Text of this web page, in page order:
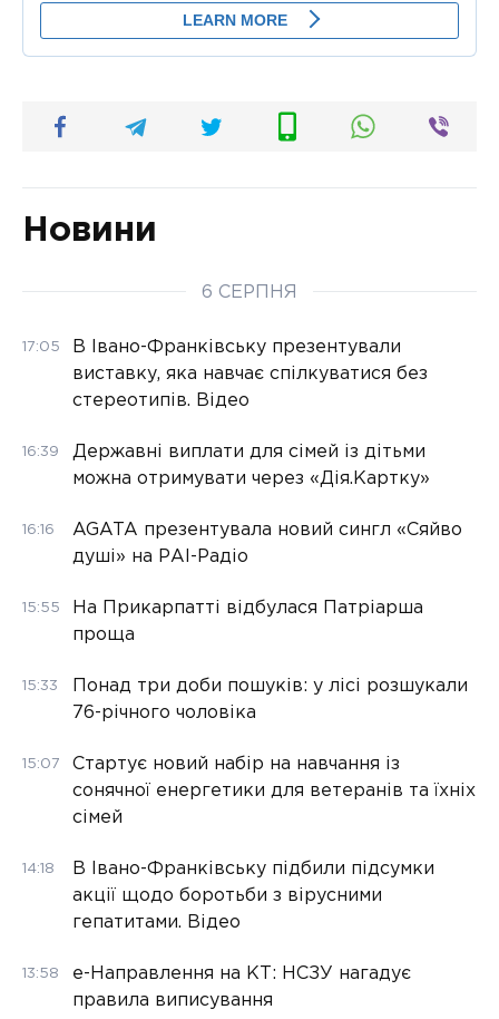
Новини
6 СЕРПНЯ
17:05
В Івано-Франківську презентували
виставку, яка навчає спілкуватися без
стереотипів. Відео
16:39
Державні виплати для сімей із дітьми
можна отримувати через «Дія.Картку»
16:16
AGATA презентувала новий сингл «Сяйво
душі» на РАІ-Радіо
15:55
На Прикарпатті відбулася Патріарша
проща
15:33
Понад три доби пошуків: у лісі розшукали
76-річного чоловіка
15:07
Стартує новий набір на навчання із
сонячної енергетики для ветеранів та їхніх
сімей
14:18
В Івано-Франківську підбили підсумки
акції щодо боротьби з вірусними
гепатитами. Відео
13:58
е-Направлення на КТ: НСЗУ нагадує
правила виписування